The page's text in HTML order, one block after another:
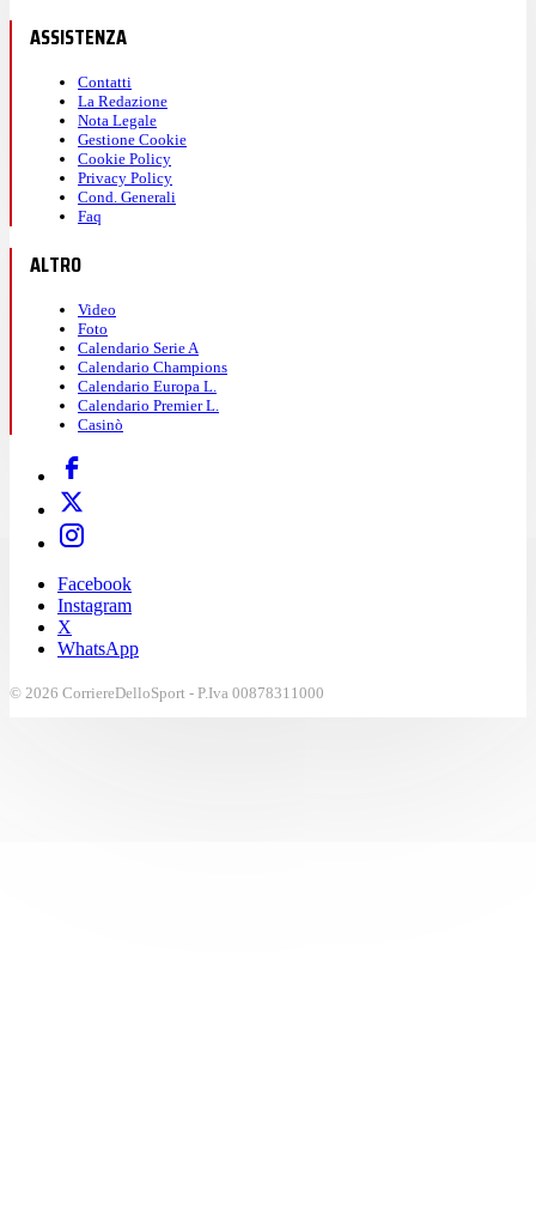
ASSISTENZA
Contatti
La Redazione
Nota Legale
Gestione Cookie
Cookie Policy
Privacy Policy
Cond. Generali
Faq
ALTRO
Video
Foto
Calendario Serie A
Calendario Champions
Calendario Europa L.
Calendario Premier L.
Casinò
Facebook
Instagram
X
WhatsApp
© 2026 CorriereDelloSport - P.Iva 00878311000